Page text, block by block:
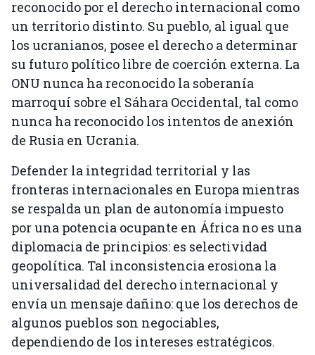
reconocido por el derecho internacional como
un territorio distinto. Su pueblo, al igual que
los ucranianos, posee el derecho a determinar
su futuro político libre de coerción externa. La
ONU nunca ha reconocido la soberanía
marroquí sobre el Sáhara Occidental, tal como
nunca ha reconocido los intentos de anexión
de Rusia en Ucrania.
Defender la integridad territorial y las
fronteras internacionales en Europa mientras
se respalda un plan de autonomía impuesto
por una potencia ocupante en África no es una
diplomacia de principios: es selectividad
geopolítica. Tal inconsistencia erosiona la
universalidad del derecho internacional y
envía un mensaje dañino: que los derechos de
algunos pueblos son negociables,
dependiendo de los intereses estratégicos.